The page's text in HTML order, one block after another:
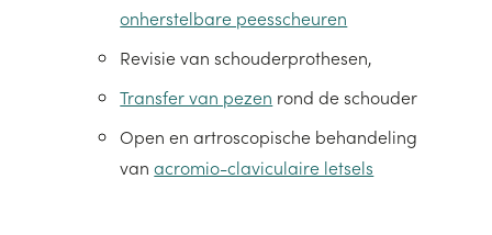
onherstelbare peesscheuren
Revisie van schouderprothesen,
Transfer van pezen rond de schouder
Open en artroscopische behandeling
vanacromio-claviculaire letsels